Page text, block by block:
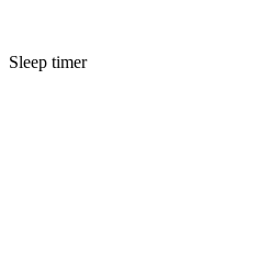
Sleep timer